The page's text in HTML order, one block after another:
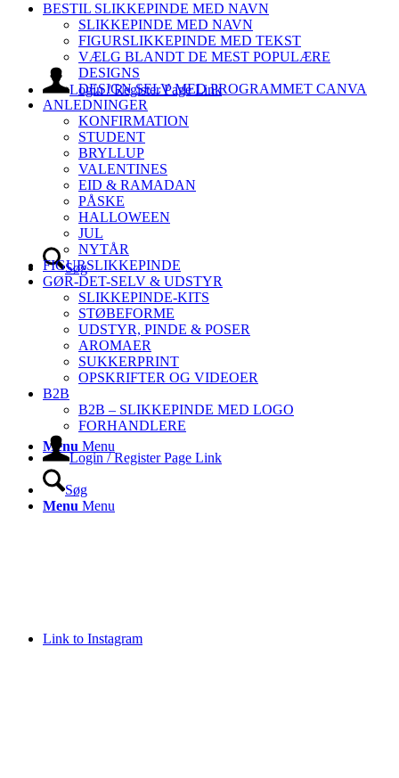
Login / Register Page Link
Søg
Menu Menu
Link to Instagram
BESTIL SLIKKEPINDE MED NAVN
SLIKKEPINDE MED NAVN
FIGURSLIKKEPINDE MED TEKST
VÆLG BLANDT DE MEST POPULÆRE
DESIGNS
DESIGN SELV MED PROGRAMMET CANVA
ANLEDNINGER
KONFIRMATION
STUDENT
BRYLLUP
VALENTINES
EID & RAMADAN
PÅSKE
HALLOWEEN
JUL
NYTÅR
FIGURSLIKKEPINDE
GØR-DET-SELV & UDSTYR
SLIKKEPINDE-KITS
STØBEFORME
UDSTYR, PINDE & POSER
AROMAER
SUKKERPRINT
OPSKRIFTER OG VIDEOER
B2B
B2B – SLIKKEPINDE MED LOGO
FORHANDLERE
Login / Register Page Link
Søg
Menu Menu